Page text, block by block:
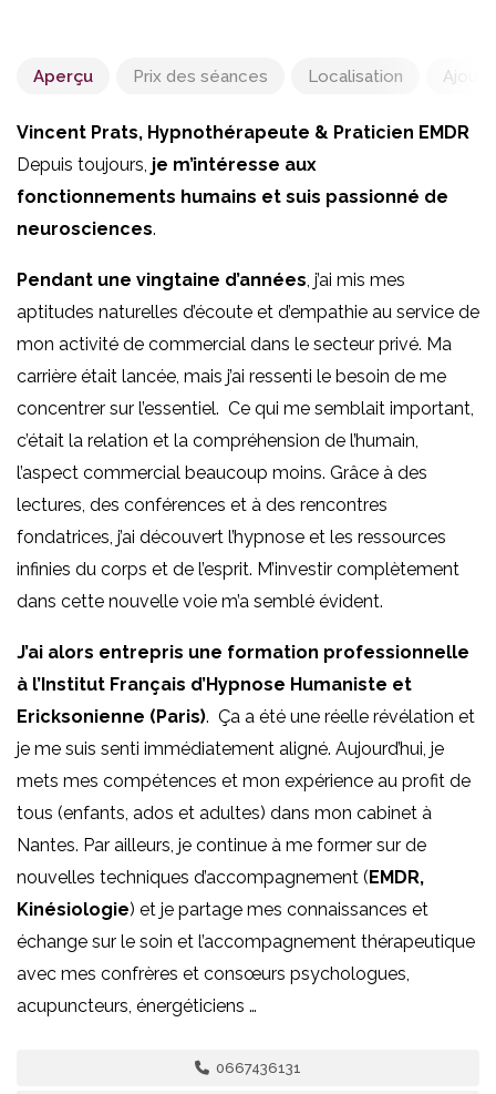
Hypnose humaniste,Hypnose nouvelle
Peurs et phobies,Sevrage tabagique, Thérapie brève,
Troubles du sommeil
1 - France,Nantes 50,00€ - 70,00€
20, Boulevard Amiral Courbet, 44000 Nantes,
Aperçu Prix des séances Localisation
Vincent Prats, Hypnothérapeute & Praticien EMDR
Depuis toujours, je m’intéresse aux
fonctionnements humains et suis passionné de
neurosciences.
Pendant une vingtaine d’années, j’ai mis mes
aptitudes naturelles d’écoute et d’empathie au service de
mon activité de commercial dans le secteur privé. Ma
carrière était lancée, mais j’ai ressenti le besoin de me
concentrer sur l’essentiel. Ce qui me semblait important,
c’était la relation et la compréhension de l’humain,
l’aspect commercial beaucoup moins. Grâce à des
lectures, des conférences et à des rencontres
fondatrices, j’ai découvert l’hypnose et les ressources
infinies du corps et de l’esprit. M’investir complètement
dans cette nouvelle voie m’a semblé évident.
J’ai alors entrepris une formation professionnelle
à l’Institut Français d’Hypnose Humaniste et
Ericksonienne (Paris). Ça a été une réelle révélation et
je me suis senti immédiatement aligné. Aujourd’hui, je
mets mes compétences et mon expérience au profit de
tous (enfants, ados et adultes) dans mon cabinet à
Nantes. Par ailleurs, je continue à me former sur de
nouvelles techniques d’accompagnement (EMDR,
Kinésiologie) et je partage mes connaissances et
échange sur le soin et l’accompagnement thérapeutique
avec mes confrères et consœurs psychologues,
acupuncteurs, énergéticiens …
0667436131